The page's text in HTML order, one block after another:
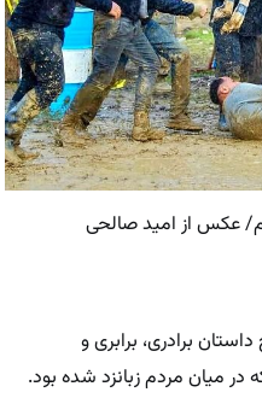
عکس از امید صالحی
برادری، برابری و
در میان مردم زبانزد شده بود.